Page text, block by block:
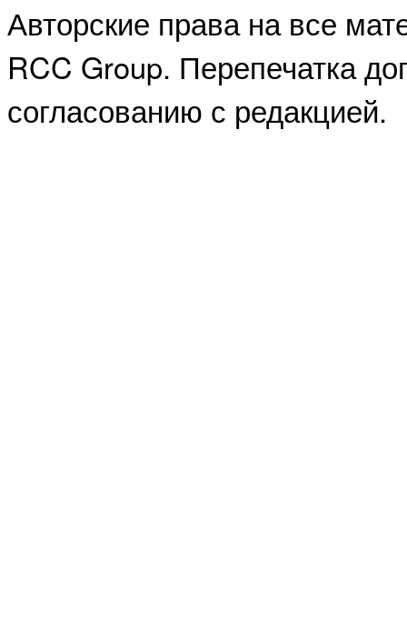
Авторские права на все
RCC Group. Перепечатка
согласованию с редакцией.